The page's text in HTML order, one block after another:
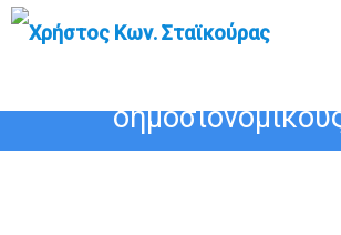
Ομιλία Αναπλ.